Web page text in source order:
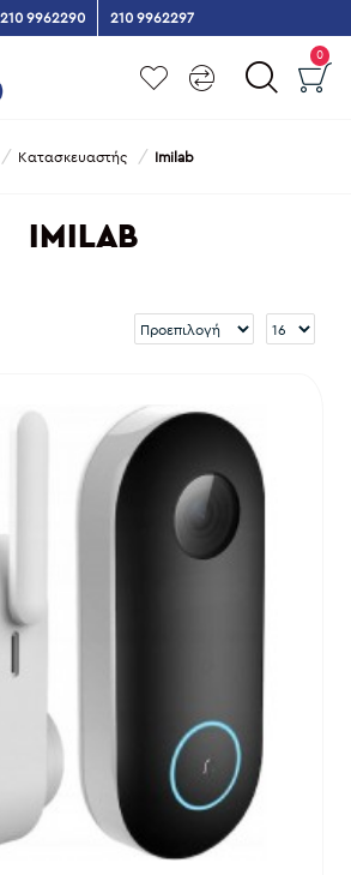
210 9962290 210 9962297
0
Κατασκευαστής Imilab
IMILAB